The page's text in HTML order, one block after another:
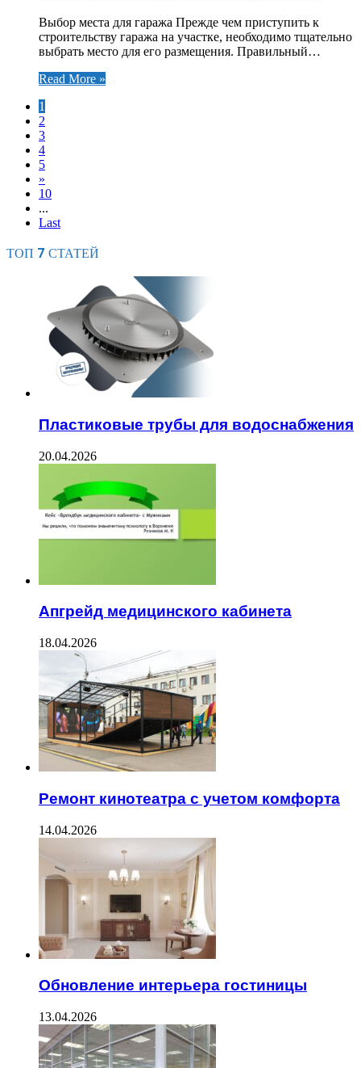
Выбор места для гаража Прежде чем приступить к
строительству гаража на участке, необходимо тщательно
выбрать место для его размещения. Правильный…
Read More »
1
2
3
4
5
»
10
...
Last
ТОП 7 СТАТЕЙ
Пластиковые трубы для водоснабжения
20.04.2026
Апгрейд медицинского кабинета
18.04.2026
Ремонт кинотеатра с учетом комфорта
14.04.2026
Обновление интерьера гостиницы
13.04.2026